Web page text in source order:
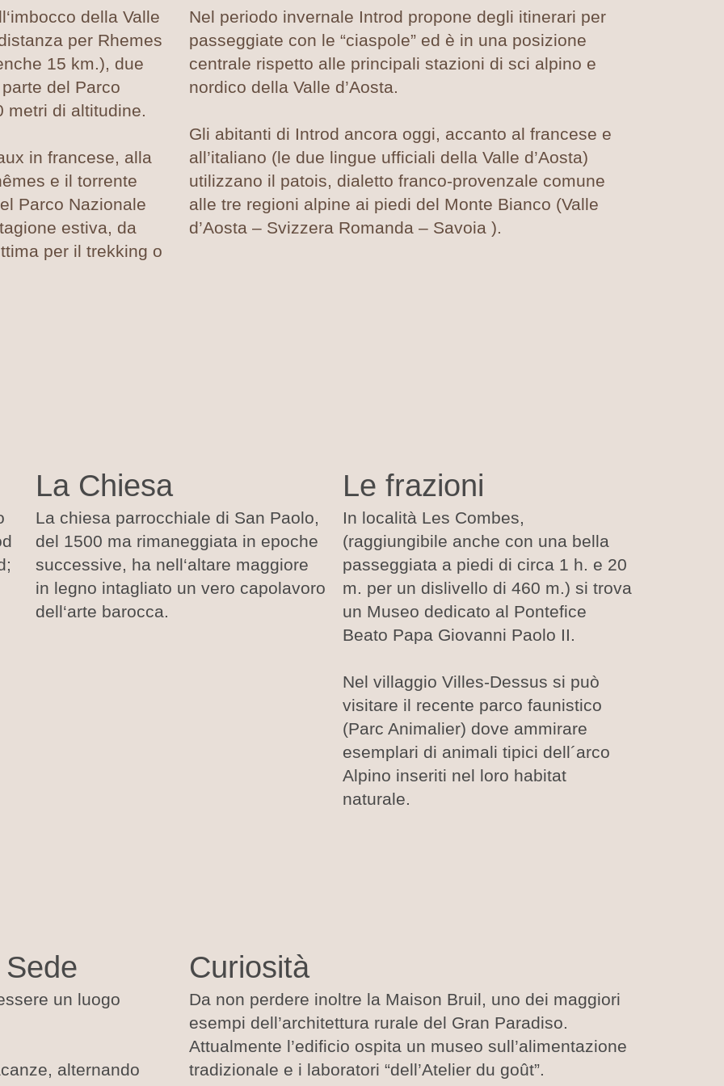
della Valle
per Rhemes
15 km.), due
del Parco
metri di altitudine.
in francese, alla
e il torrente
Parco Nazionale
estiva, da
per il trekking o
Nel periodo invernale Introd propone degli itinerari per
passeggiate con le “ciaspole” ed è in una posizione
centrale rispetto alle principali stazioni di sci alpino e
nordico della Valle d’Aosta.
Gli abitanti di Introd ancora oggi, accanto al francese e
all’italiano (le due lingue ufficiali della Valle d’Aosta)
utilizzano il patois, dialetto franco-provenzale comune
alle tre regioni alpine ai piedi del Monte Bianco (Valle
d’Aosta – Svizzera Romanda – Savoia ).
La Chiesa
La chiesa parrocchiale di San Paolo,
del 1500 ma rimaneggiata in epoche
successive, ha nell‘altare maggiore
in legno intagliato un vero capolavoro
dell‘arte barocca.
Le frazioni
In località Les Combes,
(raggiungibile anche con una bella
passeggiata a piedi di circa 1 h. e 20
m. per un dislivello di 460 m.) si trova
un Museo dedicato al Pontefice
Beato Papa Giovanni Paolo II.
Nel villaggio Villes-Dessus si può
visitare il recente parco faunistico
(Parc Animalier) dove ammirare
esemplari di animali tipici dell´arco
Alpino inseriti nel loro habitat
naturale.
un luogo
alternando
Curiosità
Da non perdere inoltre la Maison Bruil, uno dei maggiori
esempi dell’architettura rurale del Gran Paradiso.
Attualmente l’edificio ospita un museo sull’alimentazione
tradizionale e i laboratori “dell’Atelier du goût”.